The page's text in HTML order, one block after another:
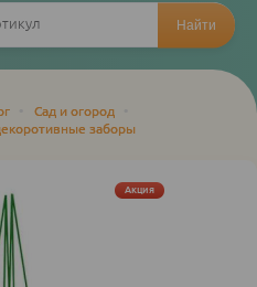
Сад и огород
заборы
Акция